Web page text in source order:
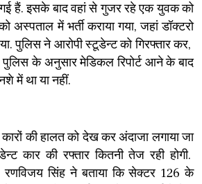
गई हैं. इसके बाद वहां से गुजर रहे एक युवक को
अस्पताल में भर्ती कराया गया, जहां डॉक्टरो
पुलिस ने आरोपी स्टूडेन्ट को गिरफ्तार कर,
के अनुसार मेडिकल रिपोर्ट आने के बाद
में था या नहीं.
कारों की हालत को देख कर अंदाजा लगाया जा
कार की रफ्तार कितनी तेज रही होगी.
रणविजय सिंह ने बताया कि सेक्टर 126 के